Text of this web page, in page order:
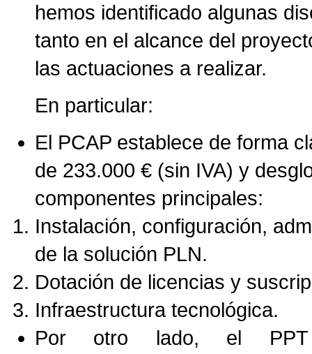
hemos identificado algunas
tanto en el alcance del
las actuaciones a realizar.
En particular:
El PCAP establece de forma
de 233.000 € (sin IVA) y
componentes principales:
Instalación, configuración,
de la solución PLN.
Dotación de licencias y
Infraestructura tecnológica.
Por otro lado, el PPT